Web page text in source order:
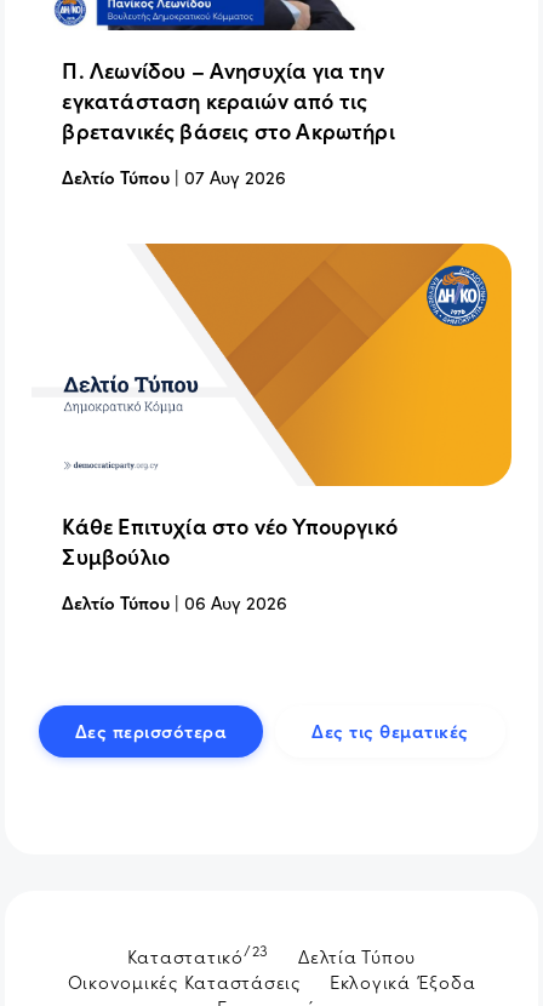
Π. Λεωνίδου – Ανησυχία για την
εγκατάσταση κεραιών από τις
βρετανικές βάσεις στο Ακρωτήρι
Δελτίο Τύπου |07 Αυγ 2026
Κάθε Επιτυχία στο νέο Υπουργικό
Συμβούλιο
Δελτίο Τύπου |06 Αυγ 2026
Δες περισσότερα Δες τις θεματικές
Καταστατικό/23
Δελτία Τύπου
Οικονομικές Καταστάσεις
Εκλογικά Έξοδα